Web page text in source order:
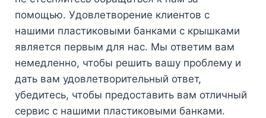
помощью. Удовлетворение клиентов с
нашими пластиковыми банками с крышками
является первым для нас. Мы ответим вам
немедленно, чтобы решить вашу проблему и
дать вам удовлетворительный ответ,
убедитесь, чтобы предоставить вам отличный
сервис с нашими пластиковыми банками.